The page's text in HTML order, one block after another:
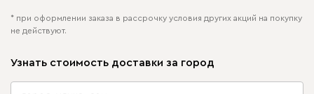
* при оформлении заказа в рассрочку условия других акций на покупку
не действуют.
Узнать стоимость доставки за город